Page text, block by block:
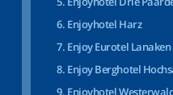
Enjoyhotel Harz
Enjoy Eurotel Lanaken
Enjoy Berghotel
Enjoyhotel